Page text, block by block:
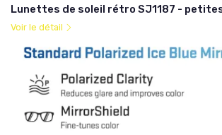
Lunettes de soleil rétro SJ1187 -
Voir le détail